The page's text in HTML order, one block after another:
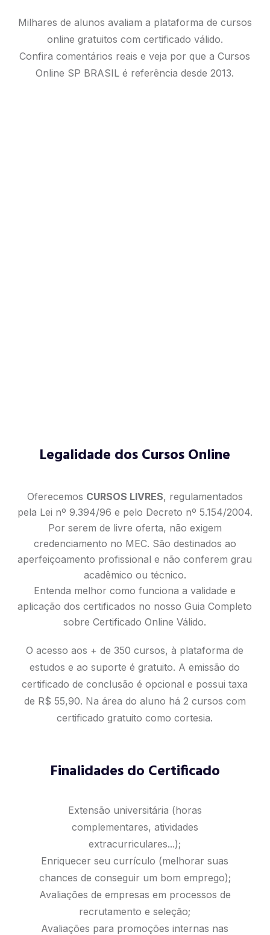
Milhares de alunos avaliam a plataforma de cursos
online gratuitos com certificado válido.
Confira comentários reais e veja por que a Cursos
Online SP BRASIL é referência desde 2013.
Legalidade dos Cursos Online
Oferecemos CURSOS LIVRES, regulamentados
pela Lei nº 9.394/96 e pelo Decreto nº 5.154/2004.
Por serem de livre oferta, não exigem
credenciamento no MEC. São destinados ao
aperfeiçoamento profissional e não conferem grau
acadêmico ou técnico.
Entenda melhor como funciona a validade e
aplicação dos certificados no nossoGuia Completo
sobre Certificado Online Válido.
O acesso aos + de 350 cursos, à plataforma de
estudos e ao suporte é gratuito. A emissão do
certificado de conclusão é opcional e possui taxa
de R$ 55,90. Na área do aluno há 2 cursos com
certificado gratuito como cortesia.
Finalidades do Certificado
Extensão universitária (horas
complementares, atividades
extracurriculares...);
Enriquecer seu currículo (melhorar suas
chances de conseguir um bom emprego);
Avaliações de empresas em processos de
recrutamento e seleção;
Avaliações para promoções internas nas